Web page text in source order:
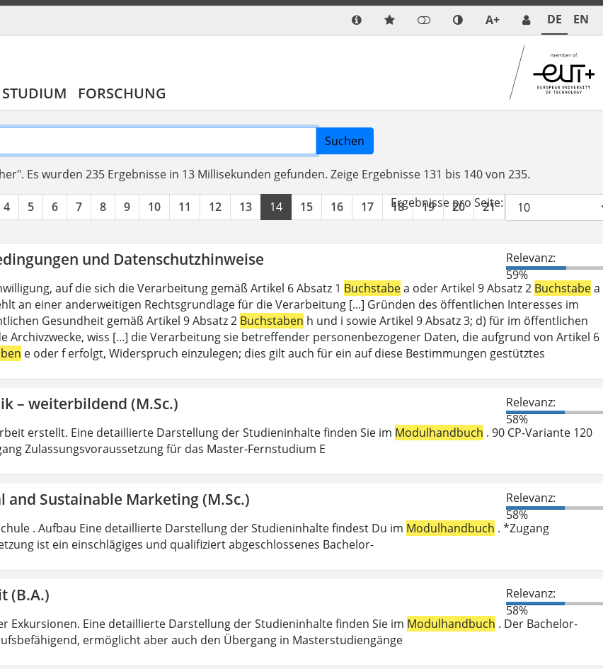
A+ DE EN
STUDIUM FORSCHUNG
Suchen
Es wurden 235 Ergebnisse in 13 Millisekunden gefunden. Zeige Ergebnisse 131 bis 140 von 235.
4 5 6 7 8 9 10 11 12 13 14 15 16 17 18 19 20 21 22
Ergebnisse pro Seite:
und Datenschutzhinweise
Relevanz:
59%
auf die sich die Verarbeitung gemäß Artikel 6 Absatz 1 Buchstabea oder Artikel 9 Absatz 2 Buchstabea
an einer anderweitigen Rechtsgrundlage für die Verarbeitung [...] Gründen des öffentlichen Interesses im
Gesundheit gemäß Artikel 9 Absatz 2 Buchstaben h und i sowie Artikel 9 Absatz 3; d) für im öffentlichen
Archivzwecke, wiss [...] die Verarbeitung sie betreffender personenbezogener Daten, die aufgrund von Artikel 6
e oder f erfolgt, Widerspruch einzulegen; dies gilt auch für ein auf diese Bestimmungen gestütztes
– weiterbildend (M.Sc.)
Relevanz:
58%
erstellt. Eine detaillierte Darstellung der Studieninhalte finden Sie im Modulhandbuch . 90 CP-Variante 120
Zulassungsvoraussetzung für das Master-Fernstudium E
and Sustainable Marketing (M.Sc.)
Relevanz:
58%
. Aufbau Eine detaillierte Darstellung der Studieninhalte findest Du im Modulhandbuch . *Zugang
ist ein einschlägiges und qualifiziert abgeschlossenes Bachelor-
(B.A.)
Relevanz:
58%
Exkursionen. Eine detaillierte Darstellung der Studieninhalte finden Sie im Modulhandbuch . Der Bachelor-
ermöglicht aber auch den Übergang in Masterstudiengänge